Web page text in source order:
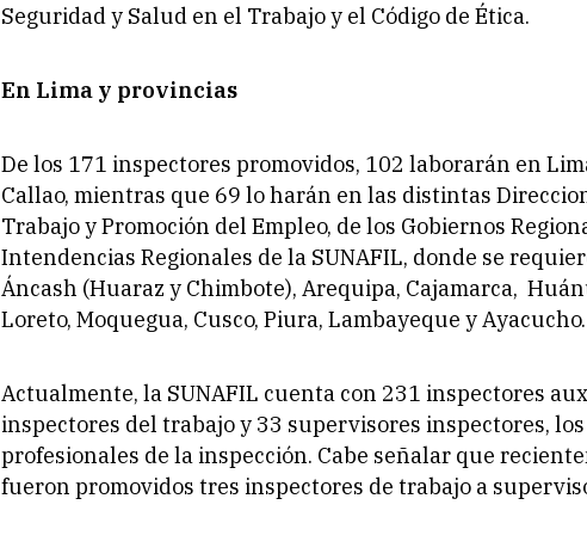
Seguridad y Salud en el Trabajo y el Código de Ética.
En Lima y provincias
De los 171 inspectores promovidos, 102 laborarán en
Callao, mientras que 69 lo harán en las distintas
Trabajo y Promoción del Empleo, de los Gobiernos
Intendencias Regionales de la SUNAFIL, donde se
Áncash (Huaraz y Chimbote), Arequipa, Cajamarca,
Loreto, Moquegua, Cusco, Piura, Lambayeque y Ayacucho.
Actualmente, la SUNAFIL cuenta con 231 inspectores
inspectores del trabajo y 33 supervisores inspectores,
profesionales de la inspección. Cabe señalar que
fueron promovidos tres inspectores de trabajo a